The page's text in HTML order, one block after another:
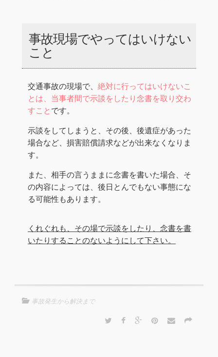
事故現場でやってはいけない
こと
交通事故の現場で、 絶対に行ってはいけないこ
とは、当事者間で示談をしたり念書を取り交わ
すこと です。
示談をしてしまうと、その後、後遺症があった
場合など、損害賠償請求などが出来なくなりま
す。
また、相手の言うままに念書を書いた場合、そ
の内容によっては、後日とんでもない事態にな
る可能性もあります。
くれぐれも、その場で示談をしたり、念書を書
いたりすることのないようにして下さい。
事故発生から解決まで